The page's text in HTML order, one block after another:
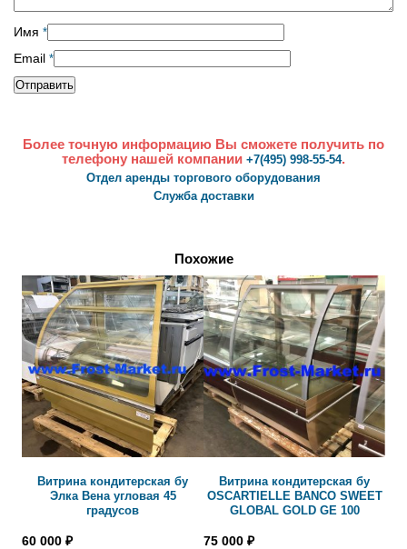
Имя *
Email *
Более точную информацию Вы сможете получить по
телефону нашей компании +7(495) 998-55-54.
Отдел аренды торгового оборудования
Служба доставки
Похожие
Витрина кондитерская бу
Элка Вена угловая 45
градусов
60 000 ₽
Витрина кондитерская бу
OSCARTIELLE BANCO SWEET
GLOBAL GOLD GE 100
75 000 ₽